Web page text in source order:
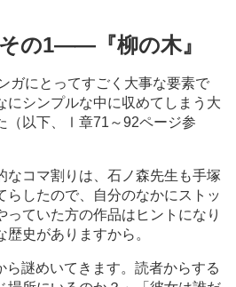
の1――『柳の木』
ガにとってすごく大事な要素で
にシンプルな中に収めてしまう大
（以下、Ⅰ章71 ～92ページ参
コマ割りは、石ノ森先生も手塚
らしたので、自分のなかにストッ
っていた方の作品はヒントになり
史がありますから。
謎めいてきます。読者からする